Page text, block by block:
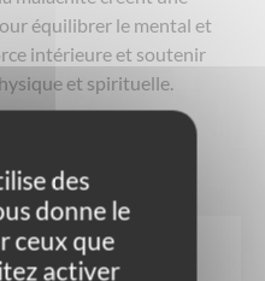
équilibrer le mental et
intérieure et soutenir
et spirituelle.
des
donne le
ceux que
activer